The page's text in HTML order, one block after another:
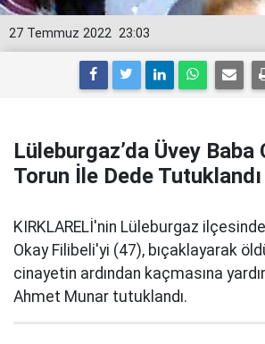
23:03
27 Temmuz 2022
Lüleburgaz’da Üvey
Torun İle Dede Tutuklandı
KIRKLARELİ'nin Lüleburgaz
Okay Filibeli'yi (47), bıçaklayarak
cinayetin ardından kaçmasına
Ahmet Munar tutuklandı.